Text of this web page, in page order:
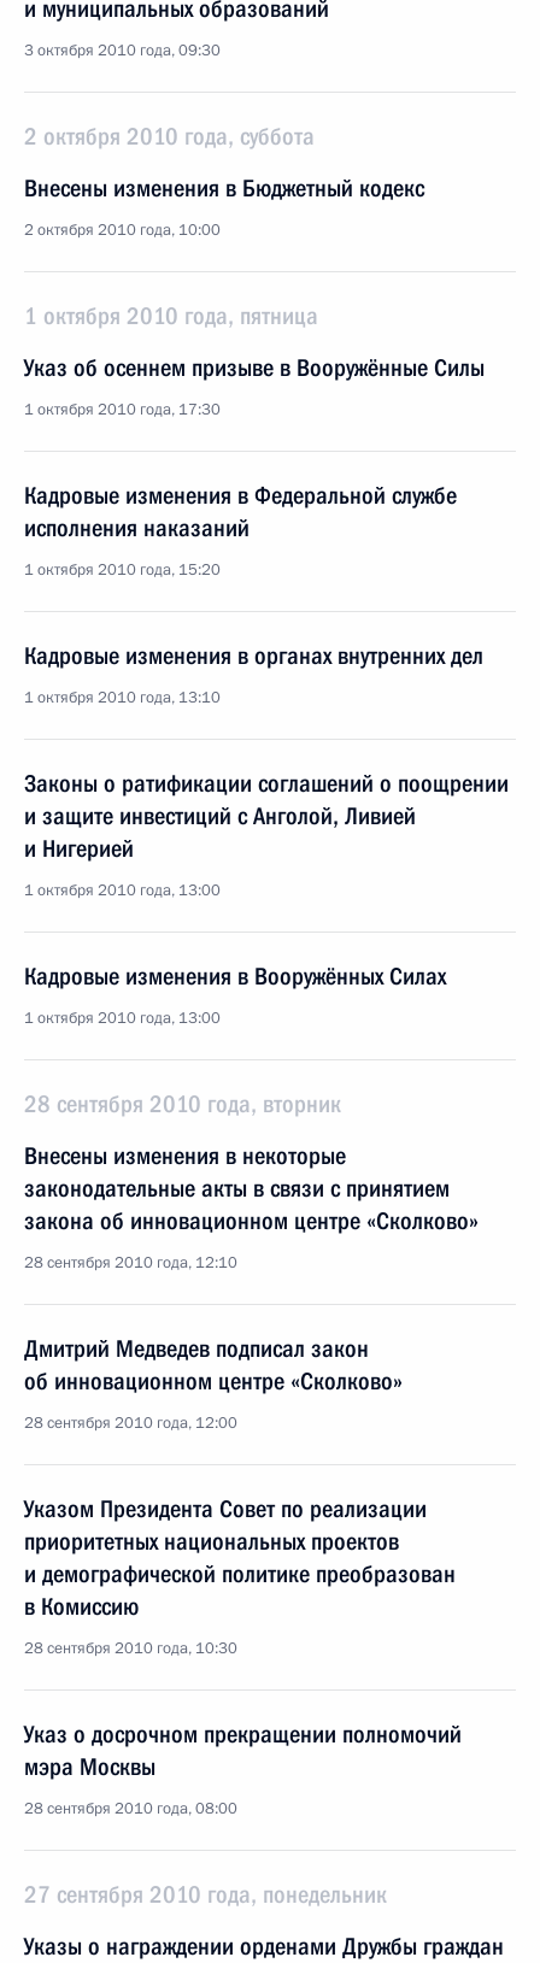
и муниципальных образований
3 октября 2010 года, 09:30
2 октября 2010 года, суббота
Внесены изменения в Бюджетный кодекс
2 октября 2010 года, 10:00
1 октября 2010 года, пятница
Указ об осеннем призыве в Вооружённые Силы
1 октября 2010 года, 17:30
Кадровые изменения в Федеральной службе
исполнения наказаний
1 октября 2010 года, 15:20
Кадровые изменения в органах внутренних дел
1 октября 2010 года, 13:10
Законы о ратификации соглашений о поощрении
и защите инвестиций с Анголой, Ливией
и Нигерией
1 октября 2010 года, 13:00
Кадровые изменения в Вооружённых Силах
1 октября 2010 года, 13:00
28 сентября 2010 года, вторник
Внесены изменения в некоторые
законодательные акты в связи с принятием
закона об инновационном центре «Сколково»
28 сентября 2010 года, 12:10
Дмитрий Медведев подписал закон
об инновационном центре «Сколково»
28 сентября 2010 года, 12:00
Указом Президента Совет по реализации
приоритетных национальных проектов
и демографической политике преобразован
в Комиссию
28 сентября 2010 года, 10:30
Указ о досрочном прекращении полномочий
мэра Москвы
28 сентября 2010 года, 08:00
27 сентября 2010 года, понедельник
Указы о награждении орденами Дружбы граждан